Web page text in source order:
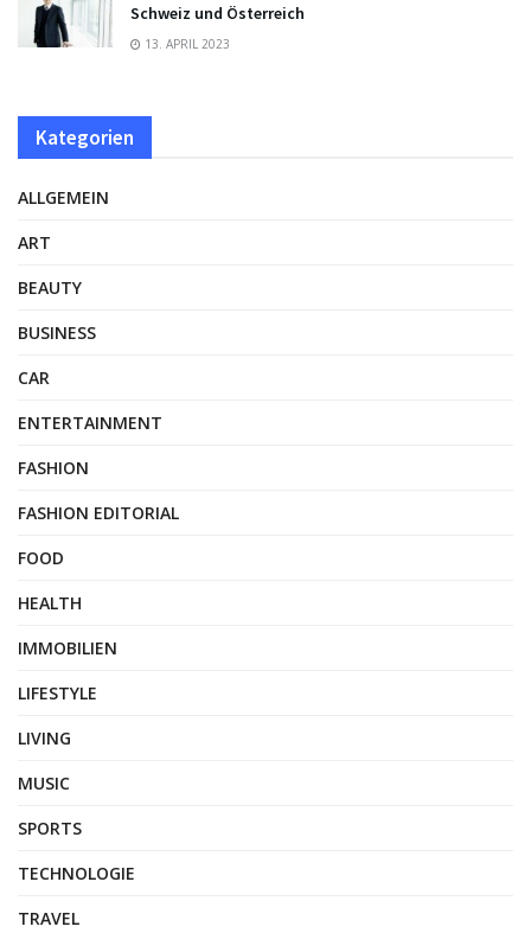
Schweiz und Österreich
13. APRIL 2023
Kategorien
ALLGEMEIN
ART
BEAUTY
BUSINESS
CAR
ENTERTAINMENT
FASHION
FASHION EDITORIAL
FOOD
HEALTH
IMMOBILIEN
LIFESTYLE
LIVING
MUSIC
SPORTS
TECHNOLOGIE
TRAVEL